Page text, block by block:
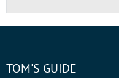
TOM'S GUIDE